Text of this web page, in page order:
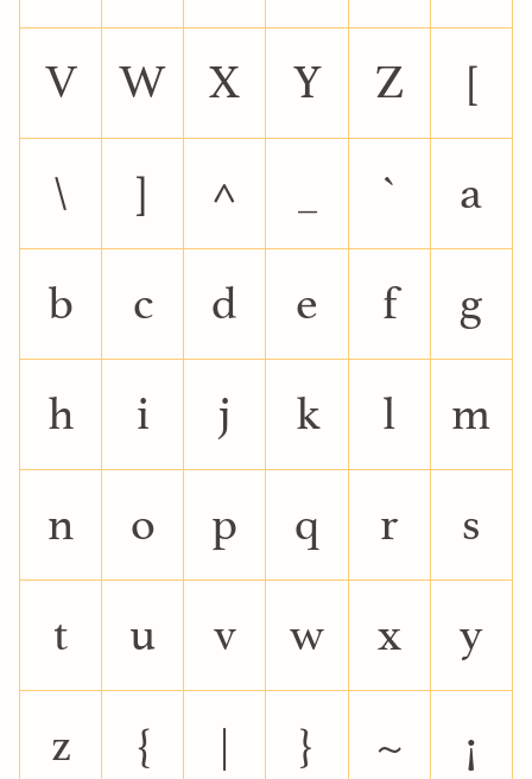
V W X Y Z [
\ ] ^ ` a
b c d e f g
h i j k l m
n o p q r s
t u v w x y
z { | } ~ ¡